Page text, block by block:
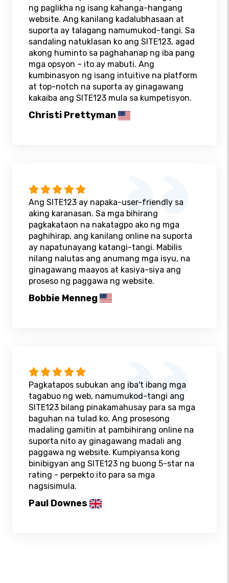
ng paglikha ng isang kahanga-hangang
website. Ang kanilang kadalubhasaan at
suporta ay talagang namumukod-tangi. Sa
sandaling natuklasan ko ang SITE123, agad
akong huminto sa paghahanap ng iba pang
mga opsyon – ito ay mabuti. Ang
kumbinasyon ng isang intuitive na platform
at top-notch na suporta ay ginagawang
kakaiba ang SITE123 mula sa kumpetisyon.
Christi Prettyman
Ang SITE123 ay napaka-user-friendly sa
aking karanasan. Sa mga bihirang
pagkakataon na nakatagpo ako ng mga
paghihirap, ang kanilang online na suporta
ay napatunayang katangi-tangi. Mabilis
nilang nalutas ang anumang mga isyu, na
ginagawang maayos at kasiya-siya ang
proseso ng paggawa ng website.
Bobbie Menneg
Pagkatapos subukan ang iba't ibang mga
tagabuo ng web, namumukod-tangi ang
SITE123 bilang pinakamahusay para sa mga
baguhan na tulad ko. Ang prosesong
madaling gamitin at pambihirang online na
suporta nito ay ginagawang madali ang
paggawa ng website. Kumpiyansa kong
binibigyan ang SITE123 ng buong 5-star na
rating - perpekto ito para sa mga
nagsisimula.
Paul Downes